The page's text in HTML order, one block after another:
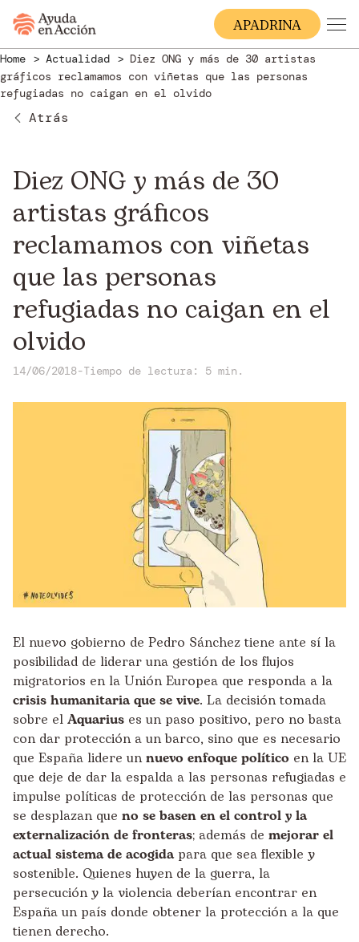
APADRINA
Home Actualidad
Diez ONG y más de 30 artistas
gráficos reclamamos con viñetas que las personas
refugiadas no caigan en el olvido
Atrás
Diez ONG y más de 30
artistas gráficos
reclamamos con viñetas
que las personas
refugiadas no caigan en el
olvido
14/06/2018-Tiempo de lectura: 5 min.
El nuevo gobierno de Pedro Sánchez tiene ante sí la
posibilidad de liderar una gestión de los flujos
migratorios en la Unión Europea que responda a la
crisis humanitaria que se vive. La decisión tomada
sobre el Aquarius es un paso positivo, pero no basta
con dar protección a un barco, sino que es necesario
que España lidere unnuevo enfoque político en la UE
que deje de dar la espalda a las personas refugiadas e
impulse políticas de protección de las personas que
se desplazan que no se basen en el control y la
externalización de fronteras; además de mejorar el
actual sistema de acogidapara que sea flexible y
sostenible. Quienes huyen de la guerra, la
persecución y la violencia deberían encontrar en
España un país donde obtener la protección a la que
tienen derecho.